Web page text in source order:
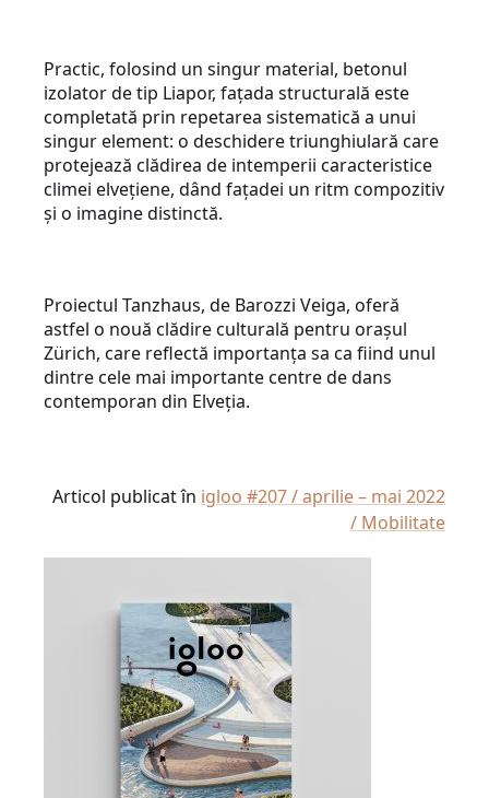
Practic, folosind un singur material, betonul
izolator de tip Liapor, fațada structurală este
completată prin repetarea sistematică a unui
singur element: o deschidere triunghiulară care
protejează clădirea de intemperii caracteristice
climei elvețiene, dând fațadei un ritm compozitiv
și o imagine distinctă.
Proiectul Tanzhaus, de Barozzi Veiga, oferă
astfel o nouă clădire culturală pentru orașul
Zürich, care reflectă importanța sa ca fiind unul
dintre cele mai importante centre de dans
contemporan din Elveția.
Articol publicat în igloo #207 / aprilie – mai 2022
/ Mobilitate